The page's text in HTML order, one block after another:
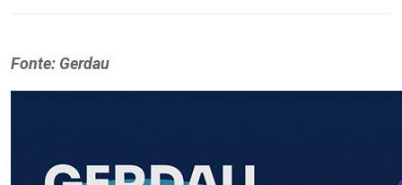
Fonte: Gerdau